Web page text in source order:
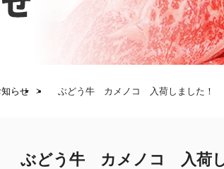
知らせ > ぶどう牛 カメノコ 入荷しました！
ぶどう牛 カメノコ 入荷し